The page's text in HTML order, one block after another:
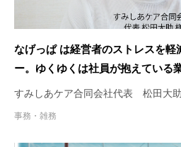
なげっぱ は経営者のストレスを軽
ー。ゆくゆくは社員が抱えている
なればいいと考えています。
すみしあケア合同会社代表 松田大
事務・雑務